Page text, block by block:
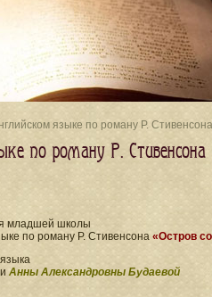
языке по роману Р.
по роману Р.
младшей школы
по роману Р. Стивенсона «Остров
иАнны Александровны Будаевой